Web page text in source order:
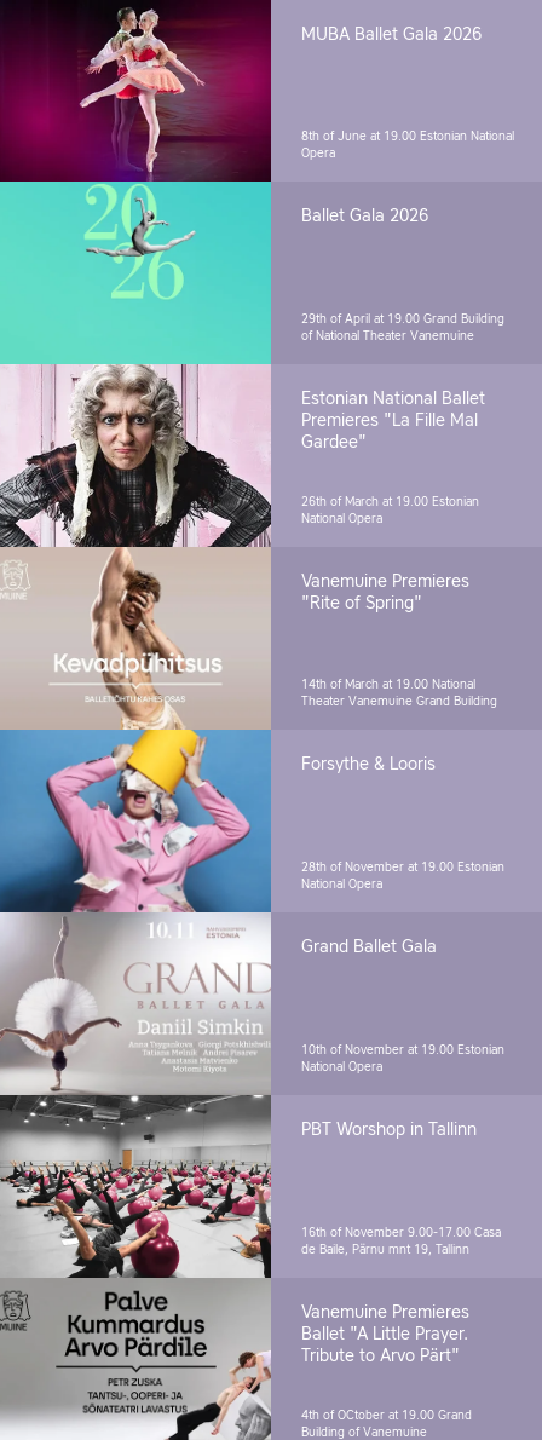
MUBA Ballet Gala 2026
8th of June at 19.00 Estonian National
Opera
Ballet Gala 2026
29th of April at 19.00 Grand Building
of National Theater Vanemuine
Estonian National Ballet
Premieres "La Fille Mal
Gardee"
26th of March at 19.00 Estonian
National Opera
Vanemuine Premieres
"Rite of Spring"
14th of March at 19.00 National
Theater Vanemuine Grand Building
Forsythe & Looris
28th of November at 19.00 Estonian
National Opera
Grand Ballet Gala
10th of November at 19.00 Estonian
National Opera
PBT Worshop in Tallinn
16th of November 9.00-17.00 Casa
de Baile, Pärnu mnt 19, Tallinn
Vanemuine Premieres
Ballet "A Little Prayer.
Tribute to Arvo Pärt"
4th of OCtober at 19.00 Grand
Building of Vanemuine